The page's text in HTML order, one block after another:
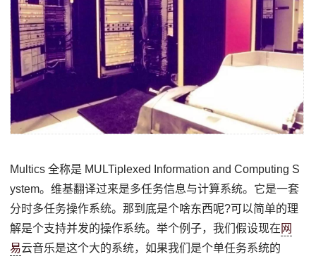
Multics 全称是 MULTiplexed Information and Computing S
ystem。维基翻译过来是多任务信息与计算系统。它是一套
分时多任务操作系统。那到底是个啥东西呢?可以简单的理
解是个支持并发的操作系统。举个例子，我们假设现在 网
易云音乐是这个大的系统，如果我们是个单任务系统的